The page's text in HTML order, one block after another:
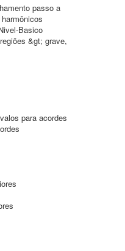
passo a
Basico
&gt; grave,
para acordes